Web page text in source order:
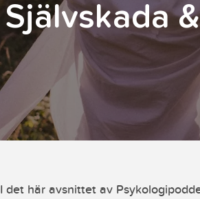
Självskada
I det här avsnittet av